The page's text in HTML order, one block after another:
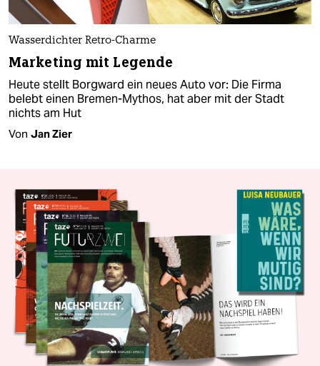
Wasserdichter Retro-Charme
Marketing mit Legende
Heute stellt Borgward ein neues Auto vor: Die Firma
belebt einen Bremen-Mythos, hat aber mit der Stadt
nichts am Hut
Von Jan Zier